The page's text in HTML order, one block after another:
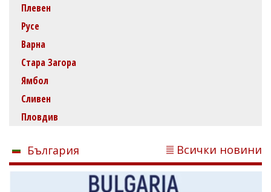
Плевен
Русе
Варна
Стара Загора
Ямбол
Сливен
Пловдив
България Всички новини